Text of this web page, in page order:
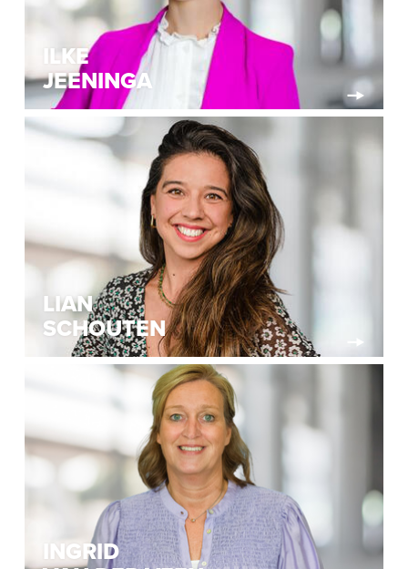
ILKE
JEENINGA
LIAN
SCHOUTEN
INGRID